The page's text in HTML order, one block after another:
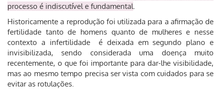
processo é indiscutível e fundamental.
Historicamente a reprodução foi utilizada para a afirmação de
fertilidade tanto de homens quanto de mulheres e nesse
contexto a infertilidade é deixada em segundo plano e
invisibilizada, sendo considerada uma doença muito
recentemente, o que foi importante para dar-lhe visibilidade,
mas ao mesmo tempo precisa ser vista com cuidados para se
evitar as rotulações.